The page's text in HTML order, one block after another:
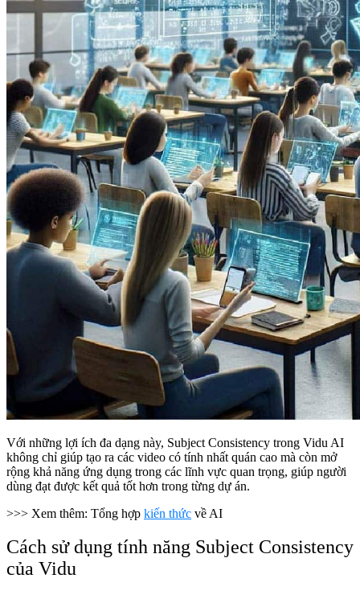
Với những lợi ích đa dạng này, Subject Consistency trong Vidu AI
không chỉ giúp tạo ra các video có tính nhất quán cao mà còn mở
rộng khả năng ứng dụng trong các lĩnh vực quan trọng, giúp người
dùng đạt được kết quả tốt hơn trong từng dự án.
>>> Xem thêm: Tổng hợp kiến thức về AI
Cách sử dụng tính năng Subject Consistency
của Vidu